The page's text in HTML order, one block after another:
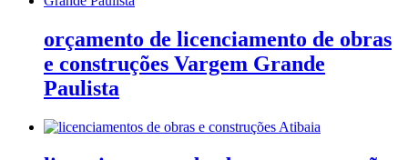
orçamento de licenciamento de obras
e construções Vargem Grande
Paulista